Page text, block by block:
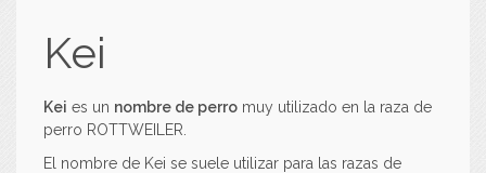
Kei
Kei es un nombre de perro muy utilizado en la raza de
perro ROTTWEILER.
El nombre de Kei se suele utilizar para las razas de